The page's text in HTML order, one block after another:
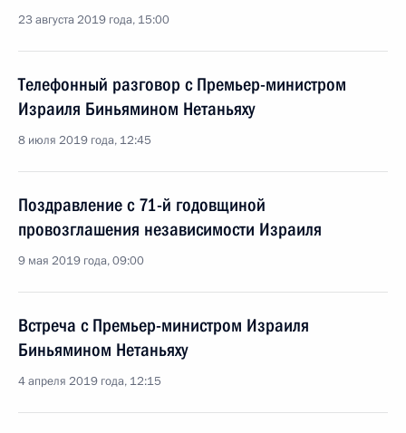
23 августа 2019 года, 15:00
Телефонный разговор с Премьер-министром
Израиля Биньямином Нетаньяху
8 июля 2019 года, 12:45
Поздравление с 71-й годовщиной
провозглашения независимости Израиля
9 мая 2019 года, 09:00
Встреча с Премьер-министром Израиля
Биньямином Нетаньяху
4 апреля 2019 года, 12:15